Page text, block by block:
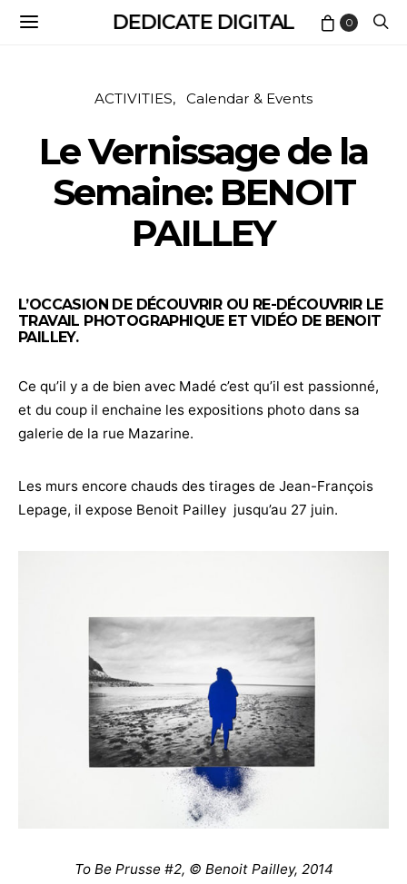
DEDICATE DIGITAL 0
ACTIVITIES Calendar & Events
Le Vernissage de la
Semaine: BENOIT
PAILLEY
L’OCCASION DE DÉCOUVRIR OU RE-DÉCOUVRIR LE
TRAVAIL PHOTOGRAPHIQUE ET VIDÉO DE BENOIT
PAILLEY.
Ce qu’il y a de bien avec Madé c’est qu’il est passionné,
et du coup il enchaine les expositions photo dans sa
galerie de la rue Mazarine.
Les murs encore chauds des tirages de Jean-François
Lepage, il expose Benoit Pailley jusqu’au 27 juin.
To Be Prusse #2, © Benoit Pailley, 2014